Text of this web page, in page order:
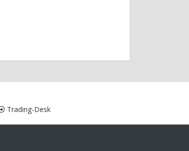
Trading-Desk